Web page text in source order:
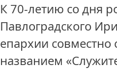
К 70-летию со дня
Павлоградского
епархии совместно
названием